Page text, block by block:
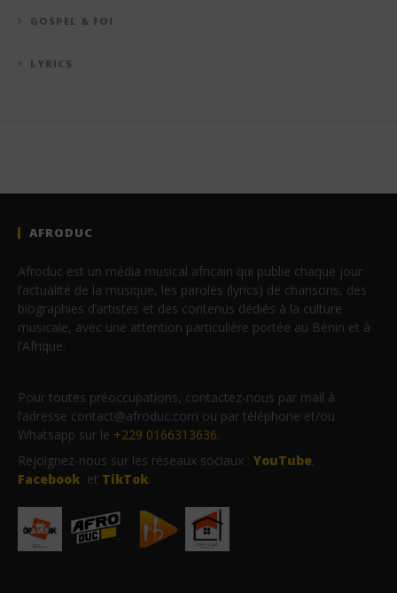
GOSPEL & FOI
LYRICS
AFRODUC
Afroduc est un média musical africain qui publie chaque jour
l’actualité de la musique, les paroles (lyrics) de chansons, des
biographies d’artistes et des contenus dédiés à la culture
musicale, avec une attention particulière portée au Bénin et à
l’Afrique.
Pour toutes préoccupations, contactez-nous par mail à
l’adresse contact@afroduc.com ou par téléphone et/ou
Whatsapp sur le +229 0166313636.
Rejoignez-nous sur les réseaux sociaux : YouTube,
Facebook et TikTok.